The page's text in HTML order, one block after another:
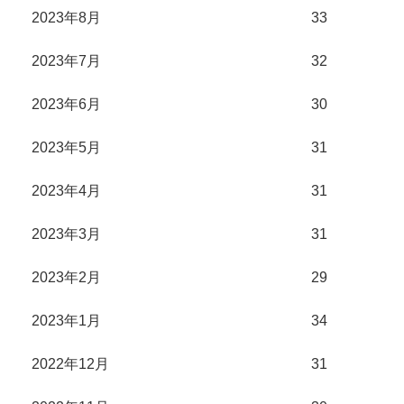
2023年8月 33
2023年7月 32
2023年6月 30
2023年5月 31
2023年4月 31
2023年3月 31
2023年2月 29
2023年1月 34
2022年12月 31